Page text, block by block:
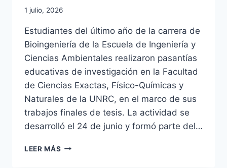
1 julio, 2026
Estudiantes del último año de la carrera de
Bioingeniería de la Escuela de Ingeniería y
Ciencias Ambientales realizaron pasantías
educativas de investigación en la Facultad
de Ciencias Exactas, Físico-Químicas y
Naturales de la UNRC, en el marco de sus
trabajos finales de tesis. La actividad se
desarrolló el 24 de junio y formó parte del…
LEER MÁS ESTUDIANTES